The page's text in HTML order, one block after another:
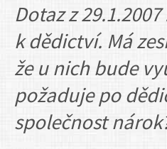
Dotaz z
k dědictví. Má
že u nich bude
požaduje po
společnost